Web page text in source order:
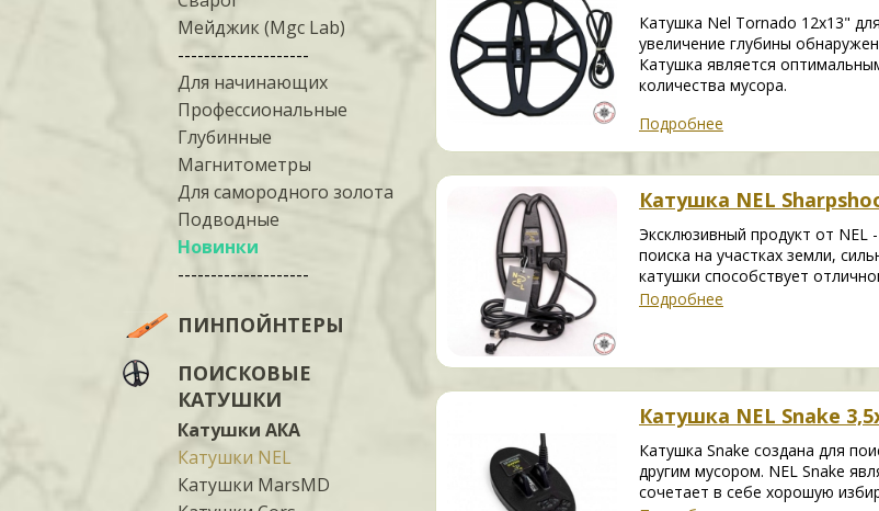
Мейджик (Mgc Lab)
--------------------
Для начинающих
Профессиональные
Глубинные
Магнитометры
Для самородного золота
Подводные
Новинки
--------------------
ПИНПОЙНТЕРЫ
ПОИСКОВЫЕ
КАТУШКИ
Катушки АКА
Катушки NEL
Катушки MarsMD
Катушка Nel Tornado 12х13"
увеличение глубины
Катушка является
количества мусора.
Подробнее
Катушка NEL
Эксклюзивный продукт от NEL
поиска на участках земли,
катушки способствует
Подробнее
Катушка NEL Snake
Катушка Snake создана для
другим мусором. NEL Snake
сочетает в себе хорошую